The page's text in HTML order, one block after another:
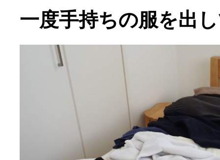
一度手持ちの服を出